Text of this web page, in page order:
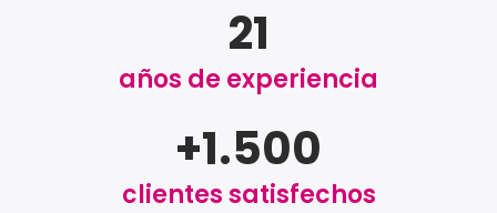
años de experiencia
21
clientes satisfechos
+1.500